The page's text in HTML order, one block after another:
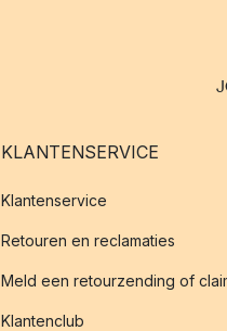
KLANTENSERVICE
Klantenservice
Retouren en reclamaties
Meld een retourzending of
Klantenclub